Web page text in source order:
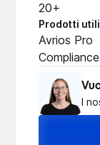
20+
Prodotti
Avrios Pro
Compliance
I